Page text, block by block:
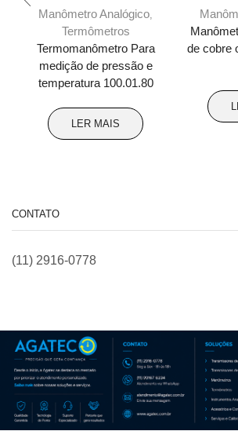
Manômetro Analógico,
Termômetros
Termomanômetro Para
medição de pressão e
temperatura 100.01.80
LER MAIS
de cobre
CONTATO
(11) 2916-0778